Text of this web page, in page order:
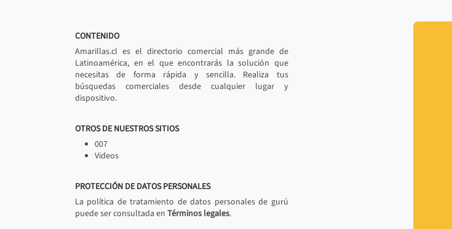
CONTENIDO
Amarillas.cl es el directorio comercial más grande de
Latinoamérica, en el que encontrarás la solución que
necesitas de forma rápida y sencilla. Realiza tus
búsquedas comerciales desde cualquier lugar y
dispositivo.
OTROS DE NUESTROS SITIOS
007
Videos
PROTECCIÓN DE DATOS PERSONALES
La política de tratamiento de datos personales de gurú
puede ser consultada en Términos legales.